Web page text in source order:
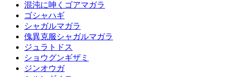
混沌に呻くゴアマガラ
ゴシャハギ
シャガルマガラ
傀異克服シャガルマガラ
ジュラトドス
ショウグンギザミ
ジンオウガ